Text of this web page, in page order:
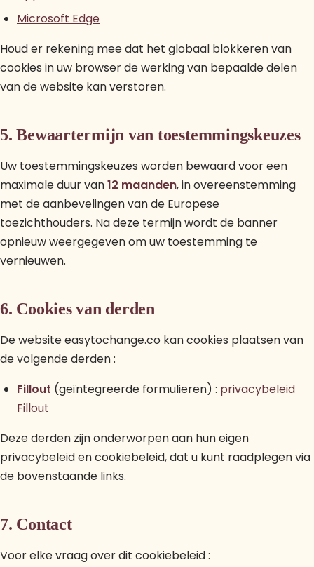
Microsoft Edge
Houd er rekening mee dat het globaal blokkeren van
cookies in uw browser de werking van bepaalde delen
van de website kan verstoren.
5. Bewaartermijn van toestemmingskeuzes
Uw toestemmingskeuzes worden bewaard voor een
maximale duur van12 maanden, in overeenstemming
met de aanbevelingen van de Europese
toezichthouders. Na deze termijn wordt de banner
opnieuw weergegeven om uw toestemming te
vernieuwen.
6. Cookies van derden
De website easytochange.co kan cookies plaatsen van
de volgende derden :
Fillout (geïntegreerde formulieren) : privacybeleid
Fillout
Deze derden zijn onderworpen aan hun eigen
privacybeleid en cookiebeleid, dat u kunt raadplegen via
de bovenstaande links.
7. Contact
Voor elke vraag over dit cookiebeleid :